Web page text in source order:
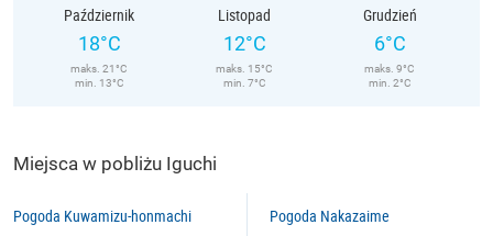
Październik
18°C
maks. 21°C
min. 13°C
Listopad
12°C
maks. 15°C
min. 7°C
Grudzień
6°C
maks. 9°C
min. 2°C
Miejsca w pobliżu Iguchi
Pogoda Kuwamizu-honmachi Pogoda Nakazaime